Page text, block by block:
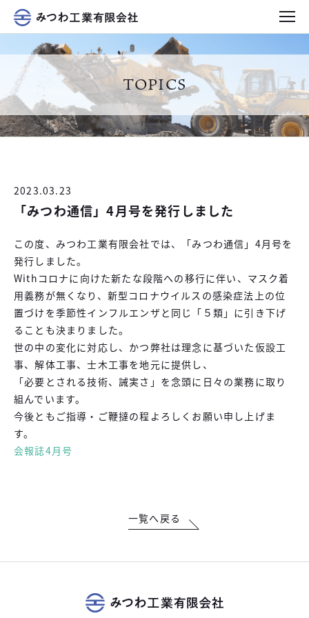
TOPICS
2023.03.23
「みつわ通信」4月号を発行しました
この度、みつわ工業有限会社では、「みつわ通信」4月号を
発行しました。
Withコロナに向けた新たな段階への移行に伴い、マスク着
用義務が無くなり、新型コロナウイルスの感染症法上の位
置づけを季節性インフルエンザと同じ「５類」に引き下げ
ることも決まりました。
世の中の変化に対応し、かつ弊社は理念に基づいた仮設工
事、解体工事、士木工事を地元に提供し、
「必要とされる技術、誡実さ」を念頭に日々の業務に取り
組んでいます。
今後ともご指導・ご鞭撻の程よろしくお願い申し上げま
す。
会報誌4月号
一覧へ戻る